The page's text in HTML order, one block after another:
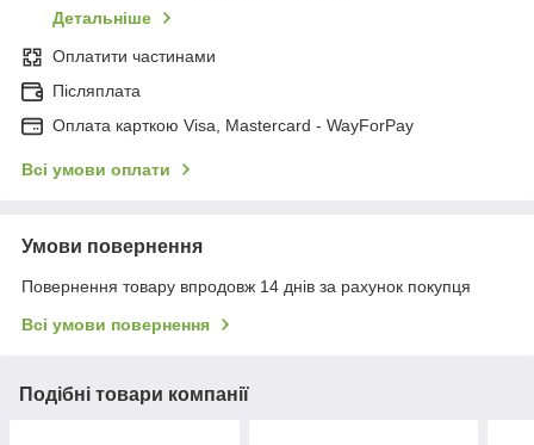
Детальніше
Оплатити частинами
Післяплата
Оплата карткою Visa, Mastercard - WayForPay
Всі умови оплати
Умови повернення
Повернення товару впродовж 14 днів за рахунок покупця
Всі умови повернення
Подібні товари компанії